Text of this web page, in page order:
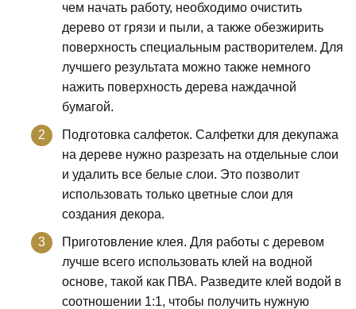
чем начать работу, необходимо очистить
дерево от грязи и пыли, а также обезжирить
поверхность специальным растворителем. Для
лучшего результата можно также немного
нажить поверхность дерева наждачной
бумагой.
Подготовка салфеток. Салфетки для декупажа
на дереве нужно разрезать на отдельные слои
и удалить все белые слои. Это позволит
использовать только цветные слои для
создания декора.
Приготовление клея. Для работы с деревом
лучше всего использовать клей на водной
основе, такой как ПВА. Разведите клей водой в
соотношении 1:1, чтобы получить нужную